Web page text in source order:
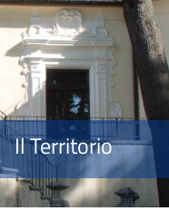
Il Territorio